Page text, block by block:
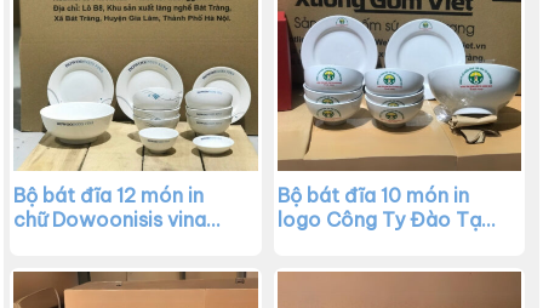
Bộ bát đĩa 12 món in
chữ Dowoonisis vina
tay XG-BD14
Bộ bát đĩa 10 món in
logo Công Ty Đào Tạo
màu trắng XG-BD13